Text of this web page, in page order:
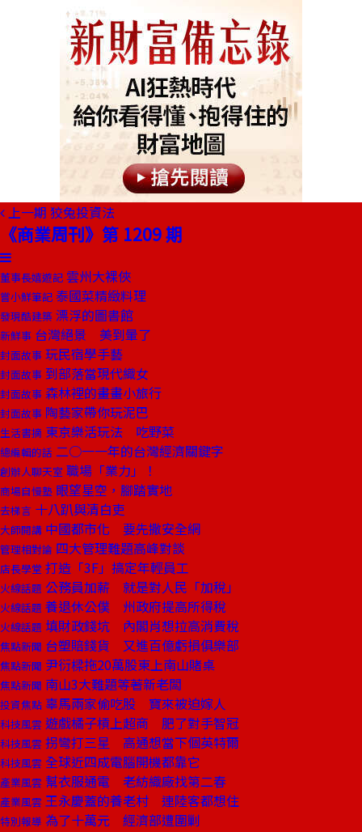
上一期 狡兔投資法
《商業周刊》第 1209 期
董事長嬉遊記 雲州大裸俠
嘗小鮮筆記 泰國菜精緻料理
發現酷建築 漂浮的圖書館
新鮮事 台灣絕景 美到暈了
封面故事 玩民宿學手藝
封面故事 到部落當現代織女
封面故事 森林裡的畫畫小旅行
封面故事 陶藝家帶你玩泥巴
生活書摘 東京樂活玩法 吃野菜
總編輯的話 二○一一年的台灣經濟關鍵字
創辦人聊天室 職場「業力」！
商場自慢塾 眼望星空，腳踏實地
去梯言 十八趴與清白吏
大師開講 中國都市化 要先撒安全網
管理相對論 四大管理難題高峰對談
店長學堂 打造「3F」搞定年輕員工
火線話題 公務員加薪 就是對人民「加稅」
火線話題 養退休公僕 州政府提高所得稅
火線話題 填財政錢坑 內閣肖想拉高消費稅
焦點新聞 台塑賠錢貨 又進百億虧損俱樂部
焦點新聞 尹衍樑拖20萬股東上南山賭桌
焦點新聞 南山3大難題等著新老闆
投資焦點 辜馬兩家偷吃股 寶來被迫嫁人
科技風雲 遊戲橘子槓上超商 肥了對手智冠
科技風雲 拐彎打三星 高通想當下個英特爾
科技風雲 全球近四成電腦開機都靠它
產業風雲 幫衣服通電 老紡織廠找第二春
產業風雲 王永慶蓋的養老村 連陸客都想住
特別報導 為了十萬元 經濟部遭圍剿